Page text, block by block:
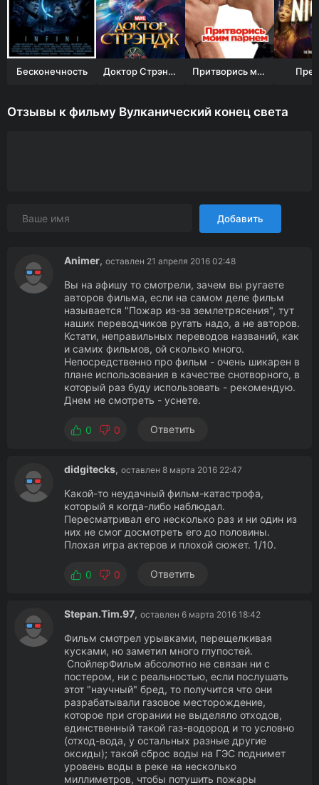
Бесконечность Доктор Стрэндж Притворись моим парнем
Отзывы к фильму Вулканический конец света
Добавить
Animer, оставлен 21 апреля 2016 02:48
Вы на афишу то смотрели, зачем вы ругаете
авторов фильма, если на самом деле фильм
называется "Пожар из-за землетрясения", тут
наших переводчиков ругать надо, а не авторов.
Кстати, неправильных переводов названий, как
и самих фильмов, ой сколько много.
Непосредственно про фильм - очень шикарен в
плане использования в качестве снотворного, в
который раз буду использовать - рекомендую.
Днем не смотреть - уснете.
0 0 Ответить
didgitecks, оставлен 8 марта 2016 22:47
Какой-то неудачный фильм-катастрофа,
который я когда-либо наблюдал.
Пересматривал его несколько раз и ни один из
них не смог досмотреть его до половины.
Плохая игра актеров и плохой сюжет. 1/10.
0 0 Ответить
Stepan.Tim.97, оставлен 6 марта 2016 18:42
Фильм смотрел урывками, перещелкивая
кусками, но заметил много глупостей.
СпойлерФильм абсолютно не связан ни с
постером, ни с реальностью, если послушать
этот "научный" бред, то получится что они
разрабатывали газовое месторождение,
которое при сгорании не выделяло отходов,
единственный такой газ-водород и то условно
(отход-вода, у остальных разные другие
оксиды); такой сброс воды на ГЭС поднимет
уровень воды в реке на несколько
миллиметров, чтобы потушить пожары